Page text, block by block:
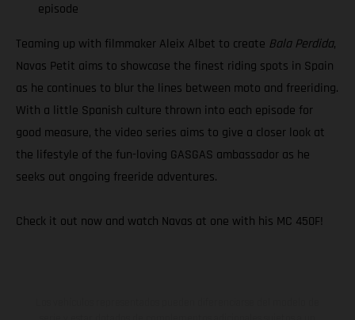
episode
Teaming up with filmmaker Aleix Albet to create Bala Perdida,
Navas Petit aims to showcase the finest riding spots in Spain
as he continues to blur the lines between moto and freeriding.
With a little Spanish culture thrown into each episode for
good measure, the video series aims to give a closer look at
the lifestyle of the fun-loving GASGAS ambassador as he
seeks out ongoing freeride adventures.
Check it out now and watch Navas at one with his MC 450F!